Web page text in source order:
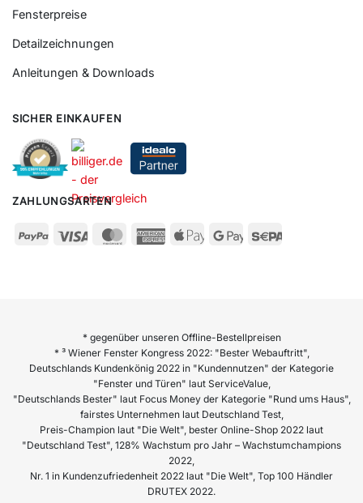
Fensterpreise
Detailzeichnungen
Anleitungen & Downloads
SICHER EINKAUFEN
ZAHLUNGSARTEN
* gegenüber unseren Offline-Bestellpreisen
* ³ Wiener Fenster Kongress 2022: "Bester Webauftritt",
Deutschlands Kundenkönig 2022 in "Kundennutzen" der Kategorie
"Fenster und Türen" laut ServiceValue,
"Deutschlands Bester" laut Focus Money der Kategorie "Rund ums Haus",
fairstes Unternehmen laut Deutschland Test,
Preis-Champion laut "Die Welt", bester Online-Shop 2022 laut
"Deutschland Test", 128% Wachstum pro Jahr – Wachstumchampions
2022,
Nr. 1 in Kundenzufriedenheit 2022 laut "Die Welt", Top 100 Händler
DRUTEX 2022.